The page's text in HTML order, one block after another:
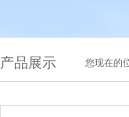
产品展示 您现在的